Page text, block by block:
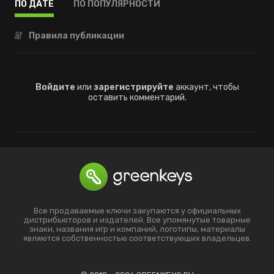
ПО ДАТЕ ПО ПОПУЛЯРНОСТИ
Правила публикации
Войдите или зарегистрируйте аккаунт, чтобы
оставить комментарий.
Все продаваемые ключи закупаются у официальных
дистрибьюторов и издателей. Все упомянутые товарные
знаки, названия игр и компаний, логотипы, материалы
являются собственностью соответствующих владельцев.